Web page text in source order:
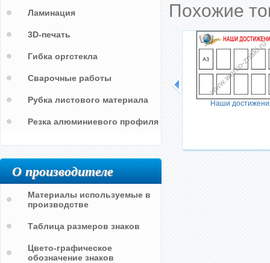
Похожие
Наши
Ламинация
3D-печать
Гибка оргстекла
Сварочные работы
Рубка листового материала
Резка алюминиевого профиля
О производителе
Материалы используемые в
производстве
Таблица размеров знаков
Цвето-графическое
обозначение знаков